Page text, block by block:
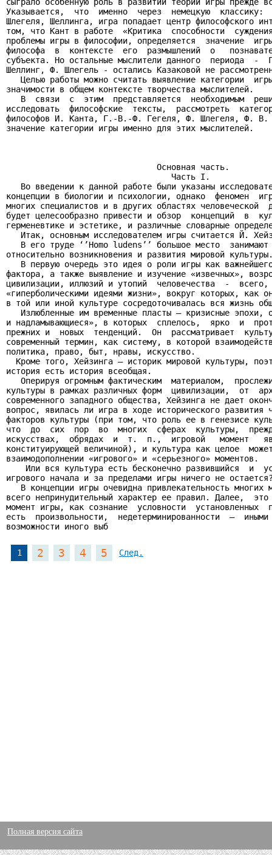
Указывается,  что  именно  через  немецкую  классику:
Шлегеля, Шеллинга, игра попадает центр философского
том, что Кант в работе  «Критика  способности
проблемы игры в философии, определяется  значение
философа  в  контексте  его  размышлений  о
субъекта. Но остальные мыслители данного  периода
Шеллинг, Ф. Шлегель - остались Казаковой не
Целью работы можно считать выявление категории
значимости в общем контексте творчества мыслителей.
В  связи  с  этим  представляется  необходимым
исследовать  философские  тексты,  рассмотреть
философов И. Канта, Г.-В.-Ф. Гегеля, Ф. Шлегеля, Ф. В.
значение категории игры именно для этих мыслителей.
                               Основная часть.
                                  Часть I.
Во введении к данной работе были указаны
концепции в биологии и психологии, однако  феномен
многих специалистов и в других областях человеческой
будет целесообразно привести и обзор  концепций  в
герменевтике и эстетике, и различные словарные
Итак, основным исследователем игры считается Й.
В его труде ‘’Homo ludens’’ большое место
относительно возникновения и развития мировой
В первую очередь это идея о роли игры как
фактора, а также выявление и изучение «извечных»,
цивилизации, иллюзий и утопий  человечества  -
«гиперболическими идеями жизни», вокруг которых, как
в той или иной культуре сосредоточивалась вся жизнь
Излюбленные им временные пласты — кризисные эпохи,
и надламывающиеся», в которых  сплелось,  ярко  и
прежних и  новых  тенденций.  Он  рассматривает
современный термин, как систему, в которой
политика, право, быт, нравы, искусство.
Кроме того, Хейзинга — историк мировой культуры,
история есть история всеобщая.
Оперируя огромным фактическим  материалом,
культуры в рамках различных форм  цивилизации,  от
современного западного общества, Хейзинга не дает
вопрос, явилась ли игра в ходе исторического развития
факторов культуры (при том, что роль ее в генезисе
что  до  сих  пор  во  многих  сферах  культуры,
искусствах,  обрядах  и  т.  п.,  игровой   момент
конституирующей величиной), и культура как целое
взаимодополнении «игрового» и «серьезного» моментов.
Или вся культура есть бесконечно развившийся  и
игрового начала и за пределами игры ничего не
В концепции игры очевидна привлекательность многих
всего непринудительный характер ее правил. Далее,
момент игры, как сознание  условности  установленных
есть  произвольности,  недетерминированности  —
возможности иного выб
1 2 3 4 5 След.
Полная версия сайта